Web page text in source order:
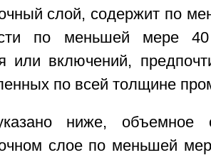
слой, содержит по
по меньшей мере 40
или включений,
по всей толщине
ниже, объемное
слое по меньшей